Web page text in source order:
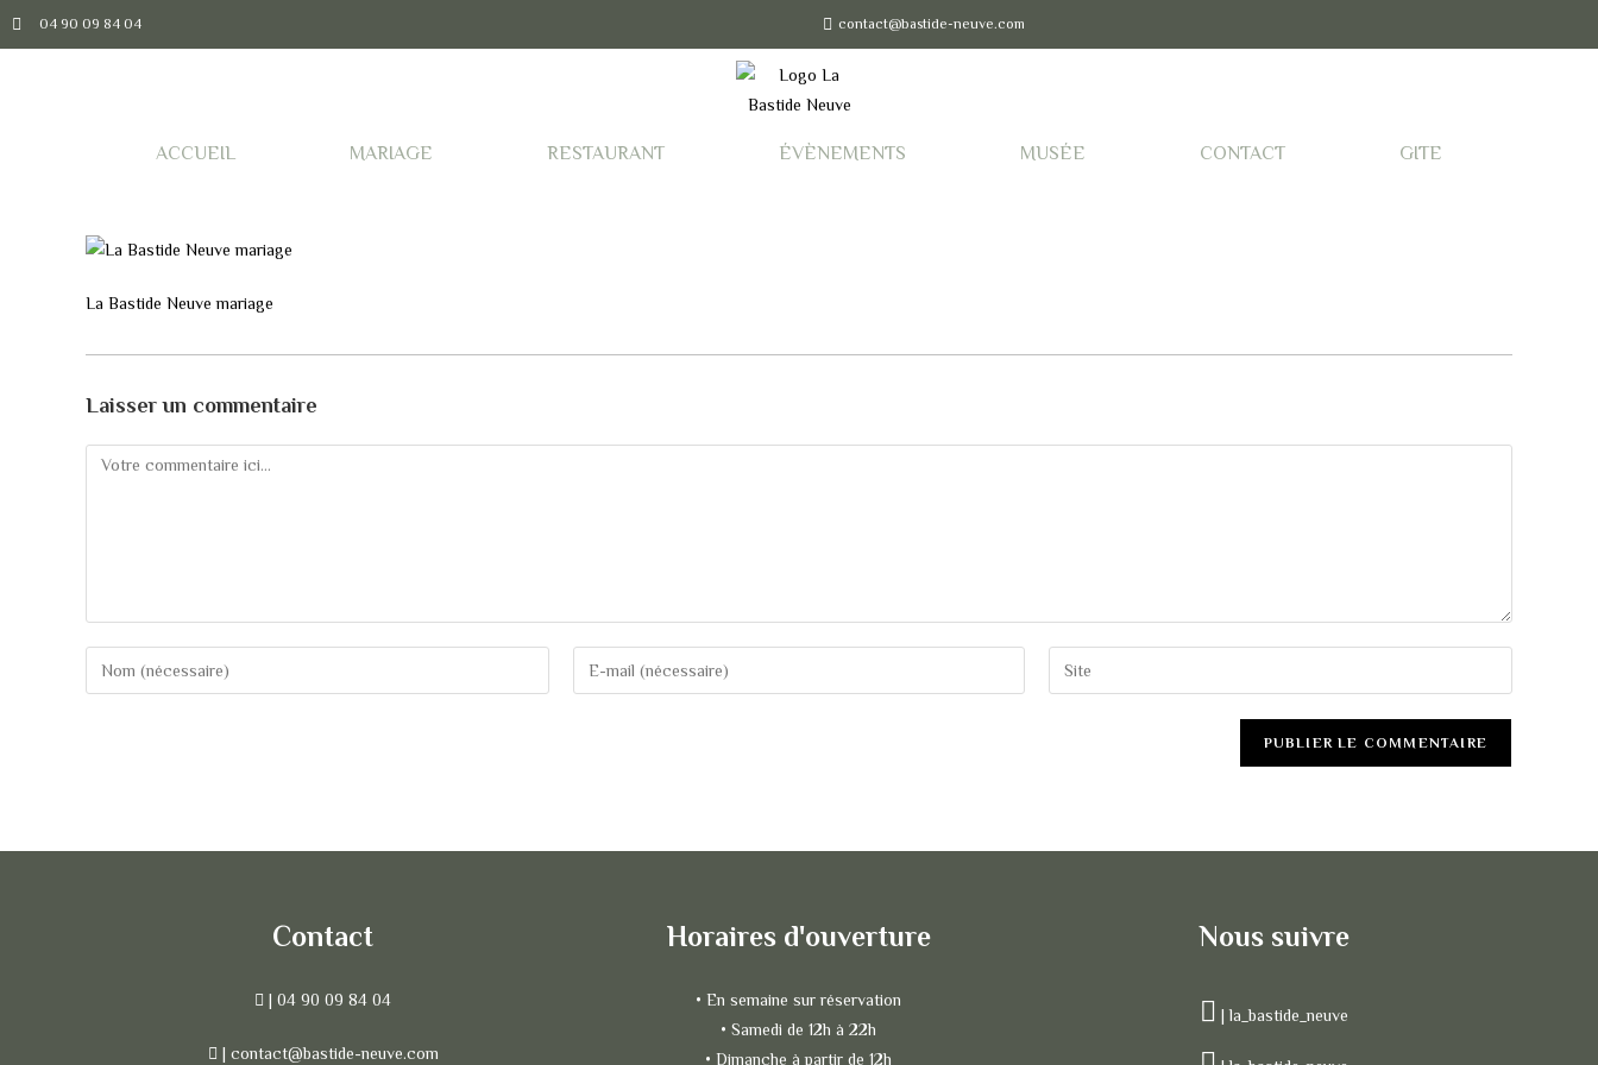
04 90 09 84 04 contact@bastide-neuve.com
ACCUEIL MARIAGE RESTAURANT ÉVÈNEMENTS MUSÉE CONTACT GITE
La Bastide Neuve mariage
Laisser un commentaire
Contact
| 04 90 09 84 04
| contact@bastide-neuve.com
Horaires d'ouverture
• En semaine sur réservation
• Samedi de 12h à 22h
• Dimanche à partir de 12h
Nous suivre
| la_bastide_neuve